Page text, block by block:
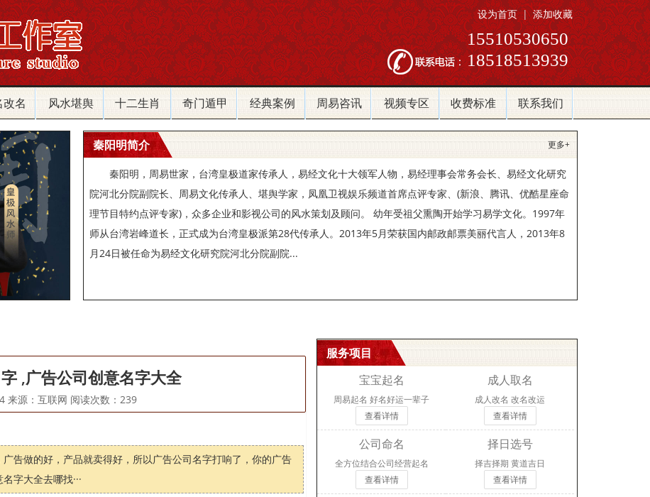
设为首页 | 添加收藏
15510530650
18518513939
改名 风水堪舆 十二生肖 奇门遁甲 经典案例 周易咨讯 视频专区 收费标准 联系我们
秦阳明简介 更多+
秦阳明，周易世家，台湾皇极道家传承人，易经文化十大领军人物，易经理事会常务会长、易经文化研究
院河北分院副院长、周易文化传承人、堪舆学家，凤凰卫视娱乐频道首席点评专家、(新浪、腾讯、优酷星座命
理节目特约点评专家)，众多企业和影视公司的风水策划及顾问。 幼年受祖父熏陶开始学习易学文化。1997年
师从台湾岩峰道长，正式成为台湾皇极派第28代传承人。2013年5月荣获国内邮政邮票美丽代言人，2013年8
月24日被任命为易经文化研究院河北分院副院...
,广告公司创意名字大全
源：互联网 阅读次数： 239
告做的好，产品就卖得好，所以广告公司名字打响了，你的广告
字大全去哪找···
服务项目
宝宝起名
周易起名 好名好运一辈子
查看详情
成人取名
成人改名 改名改运
查看详情
公司命名
全方位结合公司经营起名
查看详情
择日选号
择吉择期 黄道吉日
查看详情